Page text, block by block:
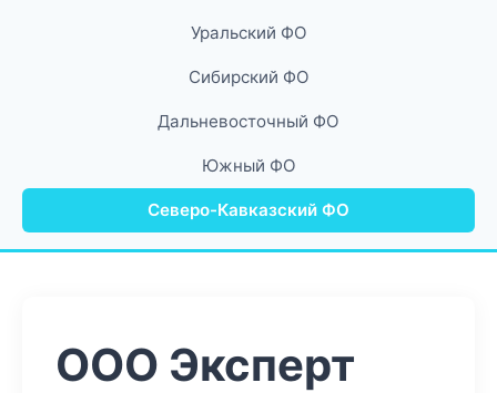
Уральский ФО
Сибирский ФО
Дальневосточный ФО
Южный ФО
Северо-Кавказский ФО
ООО Эксперт